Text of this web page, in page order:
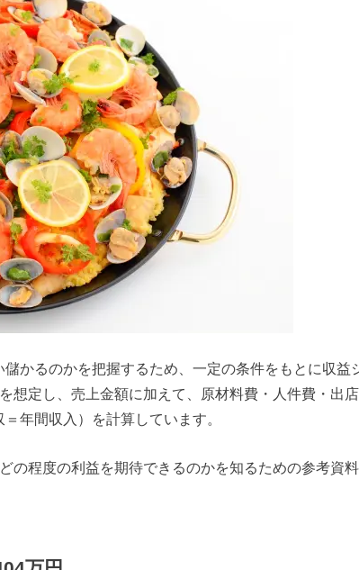
かるのかを把握するため、一定の条件をもとに収益
想定し、売上金額に加えて、原材料費・人件費・出店
年間収入）を計算しています。
の程度の利益を期待できるのかを知るための参考資料